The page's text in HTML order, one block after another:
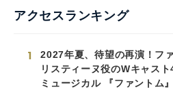
アクセスランキング
1
2027年夏、待望の再演！フ
リスティーヌ役のWキャスト
ミュージカル 『ファントム』